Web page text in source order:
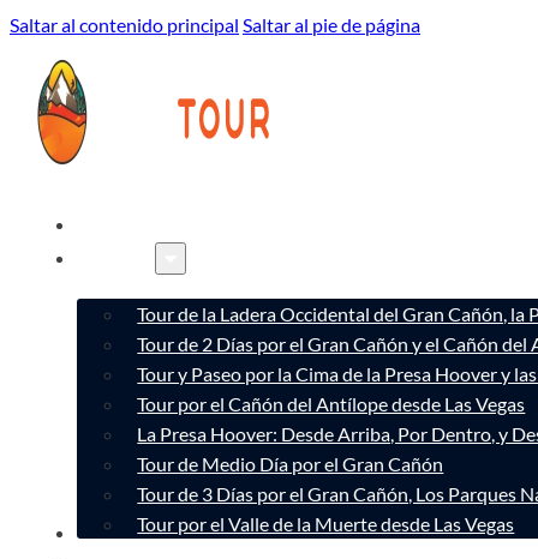
Saltar al contenido principal Saltar al pie de página
Tour de la Ladera Occidental del Gran Cañón,
Tour de 2 Días por el Gran Cañón y el Cañón del
Tour y Paseo por la Cima de la Presa Hoover y
Tour por el Cañón del Antílope desde Las Vegas
La Presa Hoover: Desde Arriba, Por Dentro, y
Tour de Medio Día por el Gran Cañón
Tour de 3 Días por el Gran Cañón, Los Parques
Tour por el Valle de la Muerte desde Las Vegas
CONÓCENOS